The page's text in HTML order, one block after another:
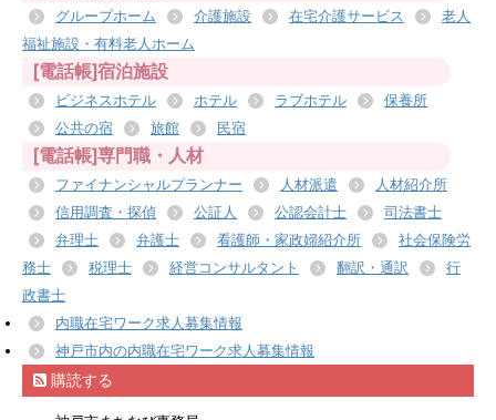
グループホーム 介護施設 在宅介護サービス
老人
福祉施設・有料老人ホーム
[電話帳]宿泊施設
ビジネスホテル ホテル ラブホテル
保養所
公共の宿
旅館 民宿
[電話帳]専門職・人材
ファイナンシャルプランナー 人材派遣
人材紹介所
信用調査・探偵
公証人 公認会計士
司法書士
弁理士
弁護士 看護師・家政婦紹介所
社会保険労
務士
税理士 経営コンサルタント 翻訳・通訳
行
政書士
内職在宅ワーク求人募集情報
神戸市内の内職在宅ワーク求人募集情報
購読する